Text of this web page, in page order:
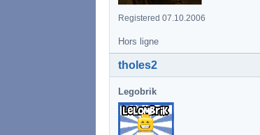
Registered 07.10.2006
Hors ligne
tholes2
Legobrik